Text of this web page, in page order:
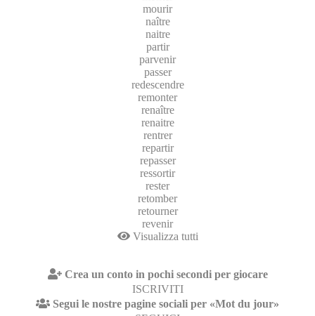
mourir
naître
naitre
partir
parvenir
passer
redescendre
remonter
renaître
renaitre
rentrer
repartir
repasser
ressortir
rester
retomber
retourner
revenir
Visualizza tutti
Crea un conto in pochi secondi per giocare
ISCRIVITI
Segui le nostre pagine sociali per «Mot du jour»